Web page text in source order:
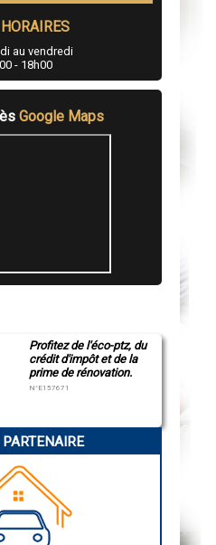
HORAIRES
au vendredi
- 18h00
Google Maps
Profitez de l'éco-ptz, du
crédit d'impôt et de la
prime de rénovation.
N°E157671